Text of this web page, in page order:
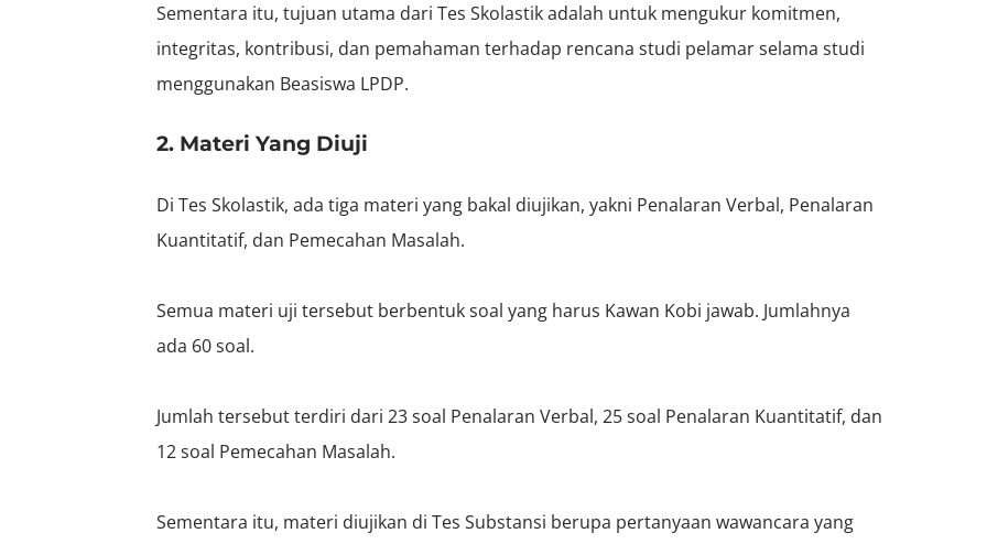
Sementara itu, tujuan utama dari Tes Skolastik adalah untuk mengukur komitmen,
integritas, kontribusi, dan pemahaman terhadap rencana studi pelamar selama studi
menggunakan Beasiswa LPDP.
2. Materi Yang Diuji
Di Tes Skolastik, ada tiga materi yang bakal diujikan, yakni Penalaran Verbal, Penalaran
Kuantitatif, dan Pemecahan Masalah.
Semua materi uji tersebut berbentuk soal yang harus Kawan Kobi jawab. Jumlahnya
ada 60 soal.
Jumlah tersebut terdiri dari 23 soal Penalaran Verbal, 25 soal Penalaran Kuantitatif, dan
12 soal Pemecahan Masalah.
Sementara itu, materi diujikan di Tes Substansi berupa pertanyaan wawancara yang